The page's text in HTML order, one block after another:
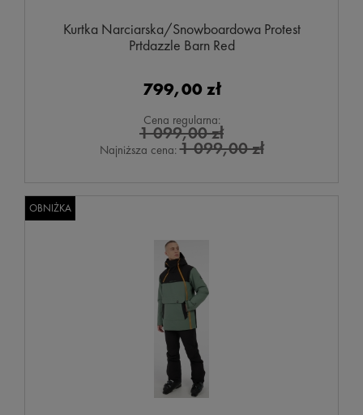
Kurtka Narciarska/Snowboardowa Protest
Prtdazzle Barn Red
799,00 zł
Cena regularna:
1 099,00 zł
Najniższa cena:1 099,00 zł
OBNIŻKA